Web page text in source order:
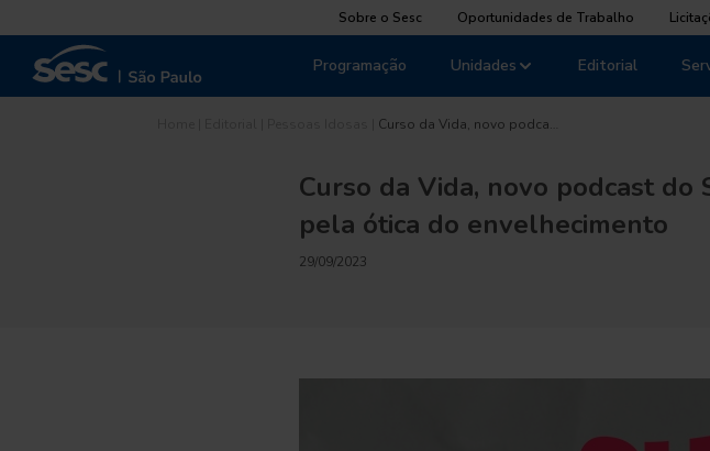
Sobre o Sesc Oportunidades de Trabalho
Unidades
Programação Editorial
Curso da Vida, novo podca…
Curso da Vida, novo podcast do
pela ótica do envelhecimento
29/09/2023